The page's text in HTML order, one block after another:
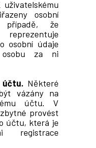
osobní
že
osobní údaje
osobu za ni
účtu. Některé
vázány na
účtu. V
provést
účtu, která je
registrace